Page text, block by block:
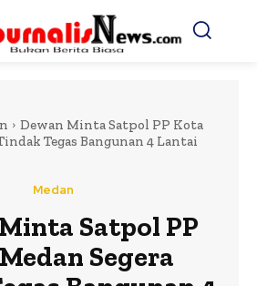
Dewan Minta Satpol PP Kota
Tegas Bangunan 4 Lantai
Medan
Satpol PP
Segera